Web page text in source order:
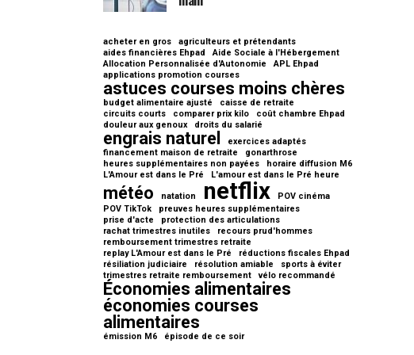
acheter en gros
agriculteurs et prétendants
aides financières Ehpad
Aide Sociale à l'Hébergement
Allocation Personnalisée d'Autonomie
APL Ehpad
applications promotion courses
astuces courses moins chères
budget alimentaire ajusté
caisse de retraite
circuits courts
comparer prix kilo
coût chambre Ehpad
douleur aux genoux
droits du salarié
engrais naturel
exercices adaptés
financement maison de retraite
gonarthrose
heures supplémentaires non payées
horaire diffusion M6
L'Amour est dans le Pré
L'amour est dans le Pré heure
météo natation netflix
POV cinéma
POV TikTok
preuves heures supplémentaires
prise d'acte
protection des articulations
rachat trimestres inutiles
recours prud'hommes
remboursement trimestres retraite
replay L'Amour est dans le Pré
réductions fiscales Ehpad
résiliation judiciaire
résolution amiable
sports à éviter
trimestres retraite remboursement
vélo recommandé
Économies alimentaires
économies courses
alimentaires
émission M6 épisode de ce soir